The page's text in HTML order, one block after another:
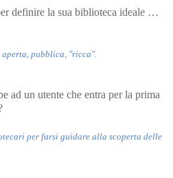
definire la sua biblioteca ideale …
pubblica, "ricca".
ad un utente che entra per la prima
per farsi guidare alla scoperta delle